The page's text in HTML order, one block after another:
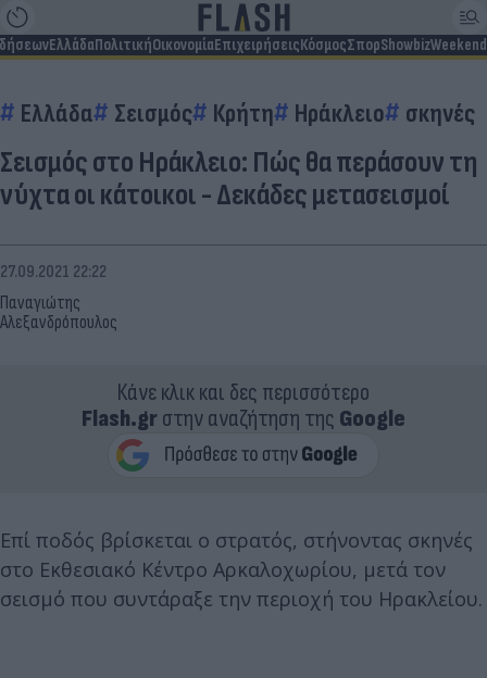
ΕλλάδαΠολιτικήΟικονομίαΕπιχειρήσειςΚόσμοςΣπορShowbizWeekend
Ελλάδα Σεισμός Κρήτη Ηράκλειο σκηνές
Σεισμός στο Ηράκλειο: Πώς θα περάσουν τη
νύχτα οι κάτοικοι - Δεκάδες μετασεισμοί
Παναγιώτης
Αλεξανδρόπουλος
27.09.2021 22:22
Κάνε κλικ και δες περισσότερο
Flash.grστην αναζήτηση της Google
Επί ποδός βρίσκεται ο στρατός, στήνοντας σκηνές
στο Εκθεσιακό Κέντρο Αρκαλοχωρίου, μετά τον
σεισμό που συντάραξε την περιοχή του Ηρακλείου.